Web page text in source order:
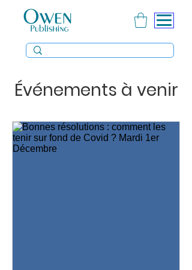
Événements à venir